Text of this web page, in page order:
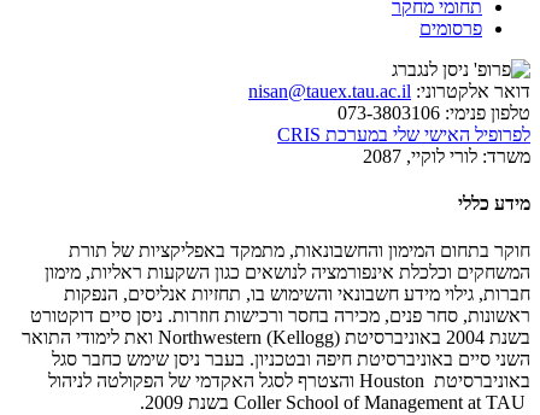
תחומי מחקר
פרסומים
דואר אלקטרוני: nisan@tauex.tau.ac.il
טלפון פנימי:
לפרופיל האישי שלי במערכת CRIS
משרד: לורי לוקיי, 2087
מידע כללי
חוקר בתחום המימון והחשבונאות, מתמקד באפליקציות של תורת
המשחקים וכלכלת אינפורמציה לנושאים כגון השקעות ראליות, מימון
חברות, גילוי מידע חשבונאי והשימוש בו, תחזיות אנליסים, הנפקות
ראשונות, סחר פנים, מכירה בחסר ורכישות חוזרות. ניסן סיים דוקטורט
בשנת 2004 באוניברסיטת
Northwestern (Kellogg) ואת לימודי התואר
השני סיים באוניברסיטת חיפה ובטכניון. בעבר ניסן שימש כחבר סגל
באוניברסיטת Houston והצטרף לסגל האקדמי של הפקולטה לניהול
Coller School of Management at TAU בשנת 2009.